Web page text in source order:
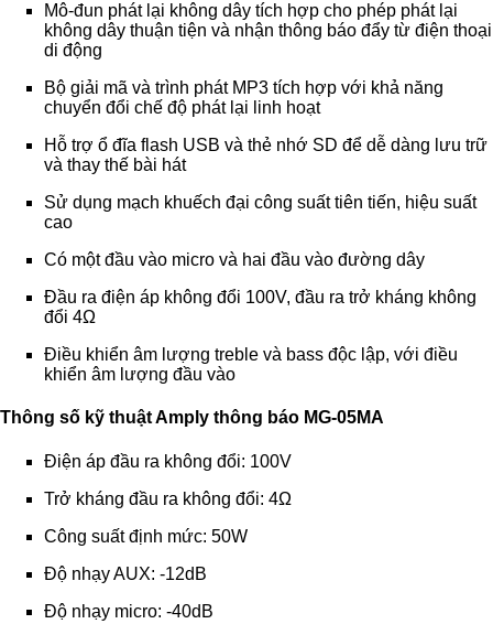
Mô-đun phát lại không dây tích hợp cho phép phát lại
không dây thuận tiện và nhận thông báo đẩy từ điện thoại
di động
Bộ giải mã và trình phát MP3 tích hợp với khả năng
chuyển đổi chế độ phát lại linh hoạt
Hỗ trợ ổ đĩa flash USB và thẻ nhớ SD để dễ dàng lưu trữ
và thay thế bài hát
Sử dụng mạch khuếch đại công suất tiên tiến, hiệu suất
cao
Có một đầu vào micro và hai đầu vào đường dây
Đầu ra điện áp không đổi 100V, đầu ra trở kháng không
đổi 4Ω
Điều khiển âm lượng treble và bass độc lập, với điều
khiển âm lượng đầu vào
Thông số kỹ thuậtAmply thông báo MG-05MA
Điện áp đầu ra không đổi: 100V
Trở kháng đầu ra không đổi: 4Ω
Công suất định mức: 50W
Độ nhạy AUX: -12dB
Độ nhạy micro: -40dB